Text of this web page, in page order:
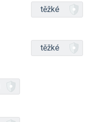
těžké
těžké